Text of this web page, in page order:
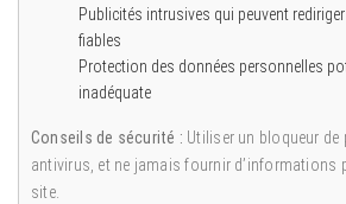
Publicités intrusives qui peuvent
fiables
Protection des données personnelles
inadéquate
Conseils de sécurité : Utiliser un bloqueur de
antivirus, et ne jamais fournir d’informations
site.